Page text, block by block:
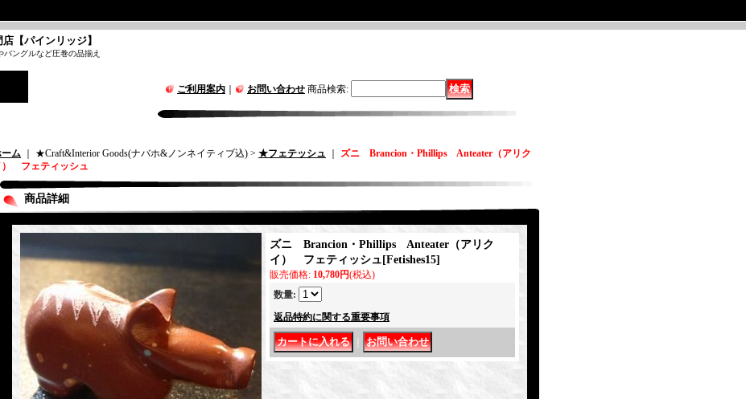
【パインリッジ】
ングルなど圧巻の品揃え
ご利用案内 お問い合わせ 商品検索:
ム ｜ ★Craft&Interior Goods(ナバホ&ノンネイティブ込) > ★フェテッシュ
ズニ Brancion・Phillips Anteater（アリク
） フェティッシュ
商品詳細
ズニ Brancion・Phillips Anteater（アリク
イ） フェティッシュ [Fetishes15]
販売価格: 10,780円(税込)
数量:
返品特約に関する重要事項